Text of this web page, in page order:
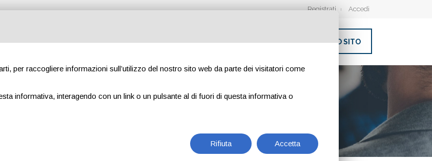
Registrati Accedi
INSERISCI IL TUO SITO
PLANNER
per raccogliere informazioni sull’utilizzo del nostro sito web da parte dei visitatori come
informativa, interagendo con un link o un pulsante al di fuori di questa informativa o
Rifiuta Accetta